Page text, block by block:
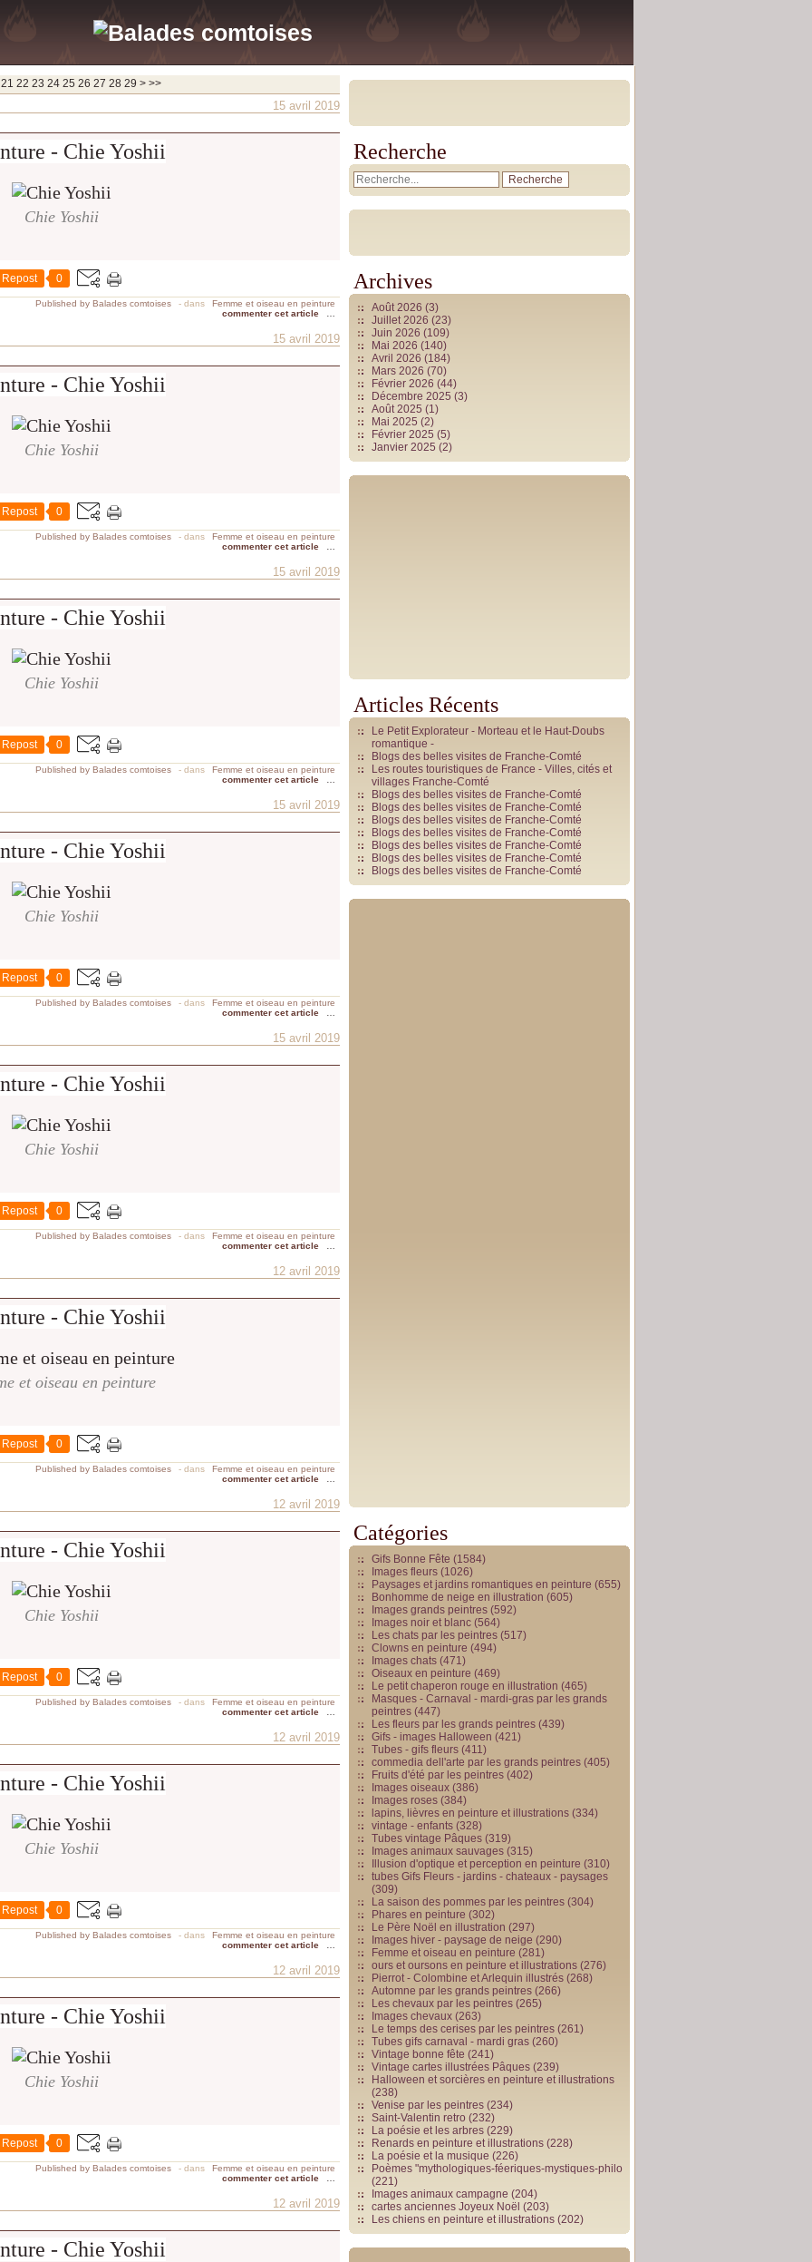
21 22 23 24 25 26 27 28 29 > >>
15 avril 2019
- Chie Yoshii
Chie Yoshii
Repost 0
Published by Balades comtoises - dans
Femme et oiseau en peinture
commenter cet article
15 avril 2019
- Chie Yoshii
Chie Yoshii
Repost 0
Published by Balades comtoises - dans
Femme et oiseau en peinture
commenter cet article
15 avril 2019
- Chie Yoshii
Chie Yoshii
Repost 0
Published by Balades comtoises - dans
Femme et oiseau en peinture
commenter cet article
15 avril 2019
- Chie Yoshii
Chie Yoshii
Repost 0
Published by Balades comtoises - dans
Femme et oiseau en peinture
commenter cet article
15 avril 2019
- Chie Yoshii
Chie Yoshii
Repost 0
Published by Balades comtoises - dans
Femme et oiseau en peinture
commenter cet article
12 avril 2019
- Chie Yoshii
et oiseau en peinture
Repost 0
Published by Balades comtoises - dans
Femme et oiseau en peinture
commenter cet article
12 avril 2019
- Chie Yoshii
Chie Yoshii
Repost 0
Published by Balades comtoises - dans
Femme et oiseau en peinture
commenter cet article
12 avril 2019
- Chie Yoshii
Chie Yoshii
Repost 0
Published by Balades comtoises - dans
Femme et oiseau en peinture
commenter cet article
12 avril 2019
- Chie Yoshii
Chie Yoshii
Repost 0
Published by Balades comtoises - dans
Femme et oiseau en peinture
commenter cet article
12 avril 2019
- Chie Yoshii
Recherche
Archives
Août 2026 (3)
Juillet 2026 (23)
Juin 2026 (109)
Mai 2026 (140)
Avril 2026 (184)
Mars 2026 (70)
Février 2026 (44)
Décembre 2025 (3)
Août 2025 (1)
Mai 2025 (2)
Février 2025 (5)
Janvier 2025 (2)
Articles Récents
Le Petit Explorateur - Morteau et le Haut-Doubs
romantique -
Blogs des belles visites de Franche-Comté
Les routes touristiques de France - Villes, cités et
villages Franche-Comté
Blogs des belles visites de Franche-Comté
Blogs des belles visites de Franche-Comté
Blogs des belles visites de Franche-Comté
Blogs des belles visites de Franche-Comté
Blogs des belles visites de Franche-Comté
Blogs des belles visites de Franche-Comté
Blogs des belles visites de Franche-Comté
Catégories
Gifs Bonne Fête (1584)
Images fleurs (1026)
Paysages et jardins romantiques en peinture (655)
Bonhomme de neige en illustration (605)
Images grands peintres (592)
Images noir et blanc (564)
Les chats par les peintres (517)
Clowns en peinture (494)
Images chats (471)
Oiseaux en peinture (469)
Le petit chaperon rouge en illustration (465)
Masques - Carnaval - mardi-gras par les grands
peintres (447)
Les fleurs par les grands peintres (439)
Gifs - images Halloween (421)
Tubes - gifs fleurs (411)
commedia dell'arte par les grands peintres (405)
Fruits d'été par les peintres (402)
Images oiseaux (386)
Images roses (384)
lapins, lièvres en peinture et illustrations (334)
vintage - enfants (328)
Tubes vintage Pâques (319)
Images animaux sauvages (315)
Illusion d'optique et perception en peinture (310)
tubes Gifs Fleurs - jardins - chateaux - paysages
(309)
La saison des pommes par les peintres (304)
Phares en peinture (302)
Le Père Noël en illustration (297)
Images hiver - paysage de neige (290)
Femme et oiseau en peinture (281)
ours et oursons en peinture et illustrations (276)
Pierrot - Colombine et Arlequin illustrés (268)
Automne par les grands peintres (266)
Les chevaux par les peintres (265)
Images chevaux (263)
Le temps des cerises par les peintres (261)
Tubes gifs carnaval - mardi gras (260)
Vintage bonne fête (241)
Vintage cartes illustrées Pâques (239)
Halloween et sorcières en peinture et illustrations
(238)
Venise par les peintres (234)
Saint-Valentin retro (232)
La poésie et les arbres (229)
Renards en peinture et illustrations (228)
La poésie et la musique (226)
Poèmes "mythologiques-féeriques-mystiques-philo
(221)
Images animaux campagne (204)
cartes anciennes Joyeux Noël (203)
Les chiens en peinture et illustrations (202)